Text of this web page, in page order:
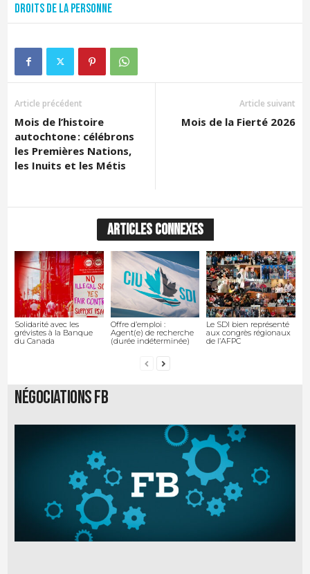
Droits de la personne
Article précédent
Mois de l’histoire
autochtone : célébrons
les Premières Nations,
les Inuits et les Métis
Article suivant
Mois de la Fierté 2026
ARTICLES CONNEXES
Solidarité avec les
grévistes à la Banque
du Canada
Offre d’emploi :
Agent(e) de recherche
(durée indéterminée)
Le SDI bien représenté
aux congrès régionaux
de l’AFPC
Négociations FB